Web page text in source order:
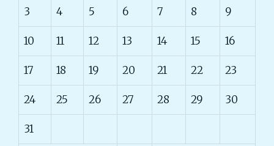
3 4 5 6 7 8 9
10 11 12 13 14 15 16
17 18 19 20 21 22 23
24 25 26 27 28 29 30
31